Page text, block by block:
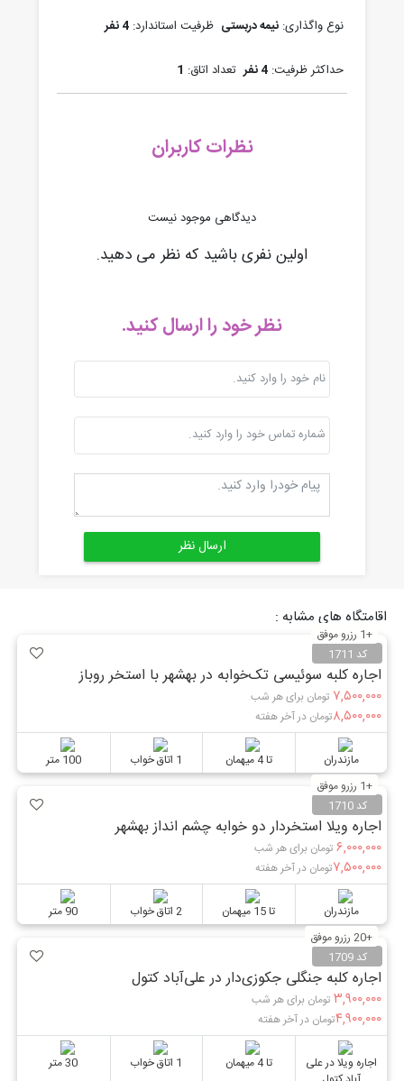
نوع واگذاری: نیمه دربستی ظرفیت استاندارد: 4 نفر
حداکثر ظرفیت: 4 نفر تعداد اتاق: 1
نظرات کاربران
دیدگاهی موجود نیست
اولین نفری باشید که نظر می دهید.
نظر خود را ارسال کنید.
اقامتگاه های مشابه :
کد 1711
+1 رزرو موفق
اجاره کلبه سوئیسی تک‌خوابه در بهشهر با استخر روباز
۷,۵۰۰,۰۰۰ تومان برای هر شب
۸,۵۰۰,۰۰۰تومان در آخر هفته
مازندران تا 4 میهمان 1 اتاق خواب 100 متر
کد 1710
+1 رزرو موفق
اجاره ویلا استخردار دو خوابه چشم انداز بهشهر
۶,۰۰۰,۰۰۰ تومان برای هر شب
۷,۵۰۰,۰۰۰تومان در آخر هفته
مازندران تا 15 میهمان 2 اتاق خواب 90 متر
کد 1709
+20 رزرو موفق
اجاره کلبه جنگلی جکوزی‌دار در علی‌آباد کتول
۳,۹۰۰,۰۰۰ تومان برای هر شب
۴,۹۰۰,۰۰۰تومان در آخر هفته
اجاره ویلا در علی
تا 4 میهمان 1 اتاق خواب 30 متر